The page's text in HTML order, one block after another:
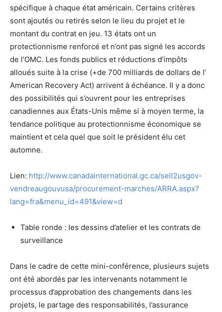
spécifique à chaque état américain. Certains critères
sont ajoutés ou retirés selon le lieu du projet et le
montant du contrat en jeu. 13 états ont un
protectionnisme renforcé et n’ont pas signé les accords
de l’OMC. Les fonds publics et réductions d’impôts
alloués suite à la crise (+de 700 milliards de dollars de l’
American Recovery Act) arrivent à échéance. Il y a donc
des possibilités qui s’ouvrent pour les entreprises
canadiennes aux États-Unis même si à moyen terme, la
tendance politique au protectionnisme économique se
maintient et cela quel que soit le président élu cet
automne.
Lien: http://www.canadainternational.gc.ca/sell2usgov-
vendreaugouvusa/procurement-marches/ARRA.aspx?
lang=fra&menu_id=491&view=d
Table ronde : les dessins d’atelier et les contrats de
surveillance
Dans le cadre de cette mini-conférence, plusieurs sujets
ont été abordés par les intervenants notamment le
processus d’approbation des changements dans les
projets, le partage des responsabilités, l’assurance